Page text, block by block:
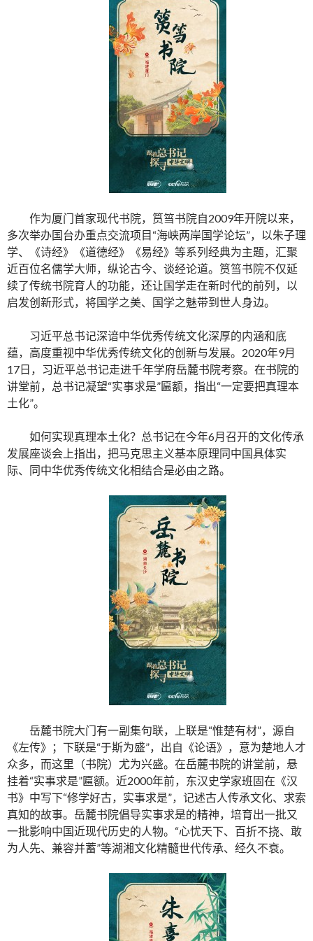
作为厦门首家现代书院，筼筜书院自2009年开院以来，
多次举办国台办重点交流项目“海峡两岸国学论坛”，以朱子理
学、《诗经》《道德经》《易经》等系列经典为主题，汇聚
近百位名儒学大师，纵论古今、谈经论道。筼筜书院不仅延
续了传统书院育人的功能，还让国学走在新时代的前列，以
启发创新形式，将国学之美、国学之魅带到世人身边。
习近平总书记深谙中华优秀传统文化深厚的内涵和底
蕴，高度重视中华优秀传统文化的创新与发展。2020年9月
17日，习近平总书记走进千年学府岳麓书院考察。在书院的
讲堂前，总书记凝望“实事求是”匾额，指出“一定要把真理本
土化”。
如何实现真理本土化？总书记在今年6月召开的文化传承
发展座谈会上指出，把马克思主义基本原理同中国具体实
际、同中华优秀传统文化相结合是必由之路。
岳麓书院大门有一副集句联，上联是“惟楚有材”，源自
《左传》；下联是“于斯为盛”，出自《论语》，意为楚地人才
众多，而这里（书院）尤为兴盛。在岳麓书院的讲堂前，悬
挂着“实事求是”匾额。近2000年前，东汉史学家班固在《汉
书》中写下“修学好古，实事求是”，记述古人传承文化、求索
真知的故事。岳麓书院倡导实事求是的精神，培育出一批又
一批影响中国近现代历史的人物。“心忧天下、百折不挠、敢
为人先、兼容并蓄”等湖湘文化精髓世代传承、经久不衰。